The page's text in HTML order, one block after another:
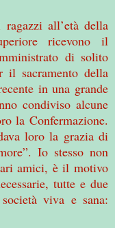
all’età della
ricevono il
di solito
il sacramento della
in una grande
condiviso alcune
la Confermazione.
loro la grazia di
Io stesso non
amici, è il motivo
tutte e due
viva e sana: